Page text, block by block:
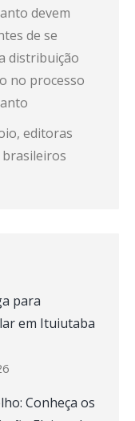
devem
de se
distribuição
no processo
editoras
para
em Ituiutaba
Conheça os